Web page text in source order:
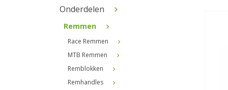
Onderdelen
Remmen
Race Remmen
MTB Remmen
Remblokken
Remhandles